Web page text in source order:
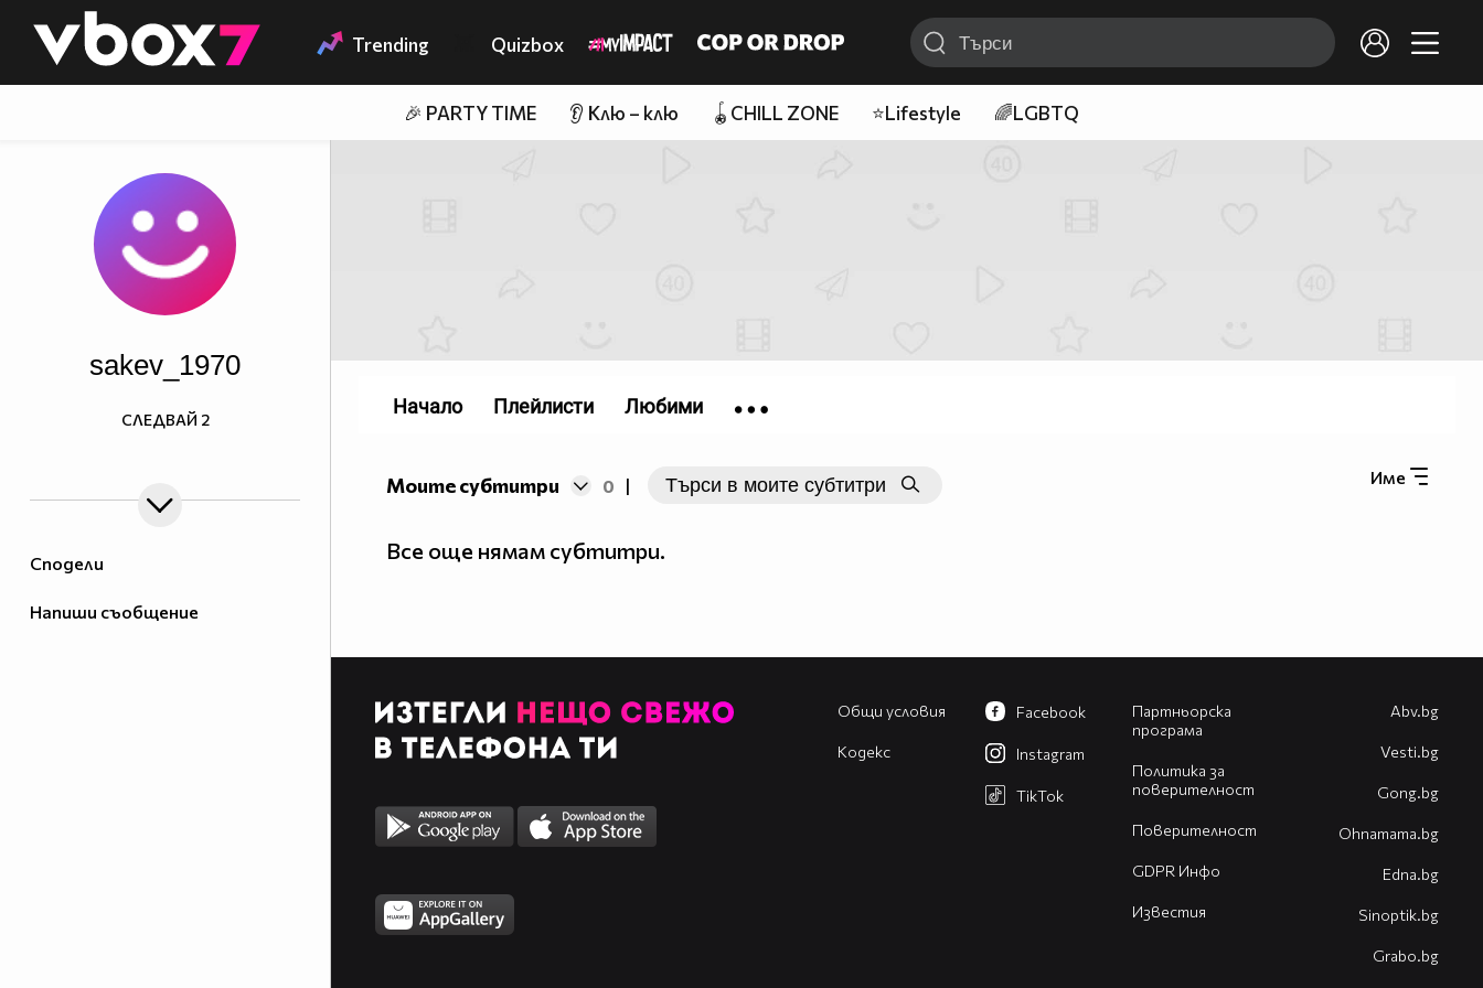
👾 Trending Quizbox
🎉 PARTY TIME 👂 Клю – клю 🪀CHILL ZONE ⭐Lifestyle 🌈LGBTQ
Сподели
Напиши съобщение
sakev_1970
СЛЕДВАЙ 2
Моите субтитри 0 | Име
Все още нямам субтитри.
Начало Плейлисти Любими
Общи условия
Кодекс
Партньорска
програма
Политика за
поверителност
Поверителност
GDPR Инфо
Известия
Facebook
Instagram
TikTok
Abv.bg
Vesti.bg
Gong.bg
Оhnamama.bg
Edna.bg
Sinoptik.bg
Grabo.bg